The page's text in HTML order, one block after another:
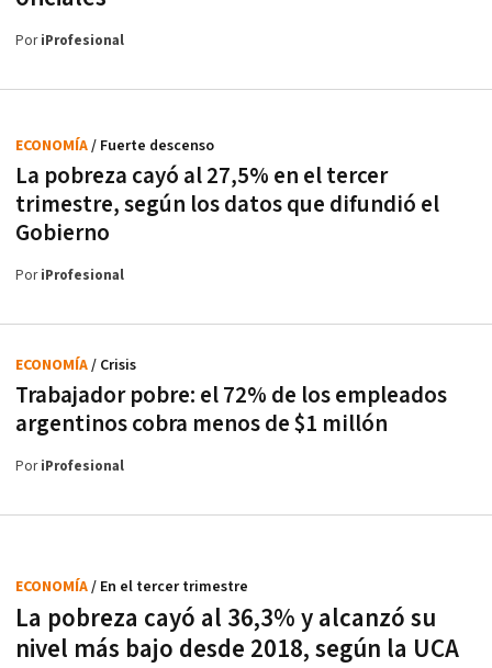
PoriProfesional
La pobreza cayó al 27,5% en el tercer
trimestre, según los datos que difundió el
Gobierno
ECONOMÍA/ Fuerte descenso
PoriProfesional
Trabajador pobre: el 72% de los empleados
argentinos cobra menos de $1 millón
ECONOMÍA/ Crisis
PoriProfesional
La pobreza cayó al 36,3% y alcanzó su
nivel más bajo desde 2018, según la UCA
ECONOMÍA/ En el tercer trimestre